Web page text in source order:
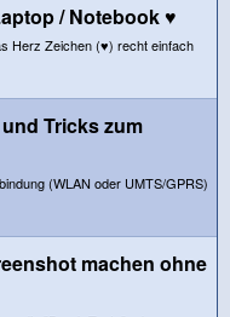
/ Notebook ♥
Herz Zeichen (♥) recht einfach
Tricks zum
(WLAN oder UMTS/GPRS)
machen ohne